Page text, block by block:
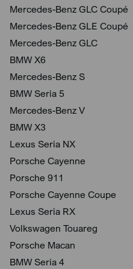
Mercedes-Benz GLC Coupé
Mercedes-Benz GLE Coupé
Mercedes-Benz GLC
BMW X6
Mercedes-Benz S
BMW Seria 5
Mercedes-Benz V
BMW X3
Lexus Seria NX
Porsche Cayenne
Porsche 911
Porsche Cayenne Coupe
Lexus Seria RX
Volkswagen Touareg
Porsche Macan
BMW Seria 4